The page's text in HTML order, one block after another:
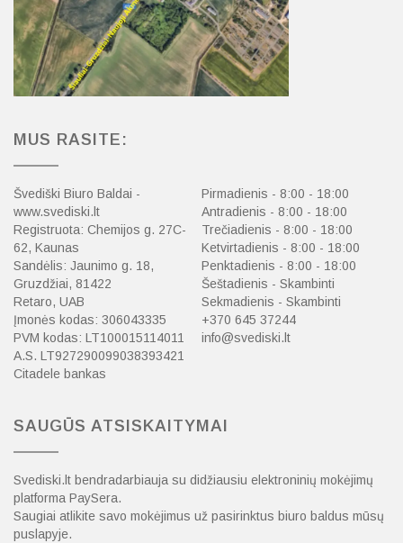
MUS RASITE:
Švediški Biuro Baldai -
www.svediski.lt
Registruota: Chemijos g. 27C-
62, Kaunas
Sandėlis: Jaunimo g. 18,
Gruzdžiai, 81422
Retaro, UAB
Įmonės kodas: 306043335
PVM kodas: LT100015114011
A.S. LT927290099038393421
Citadele bankas
Pirmadienis - 8:00 - 18:00
Antradienis - 8:00 - 18:00
Trečiadienis - 8:00 - 18:00
Ketvirtadienis - 8:00 - 18:00
Penktadienis - 8:00 - 18:00
Šeštadienis - Skambinti
Sekmadienis - Skambinti
+370 645 37244
info@svediski.lt
SAUGŪS ATSISKAITYMAI
Svediski.lt bendradarbiauja su didžiausiu elektroninių mokėjimų
platforma PaySera.
Saugiai atlikite savo mokėjimus už pasirinktus biuro baldus mūsų
puslapyje.